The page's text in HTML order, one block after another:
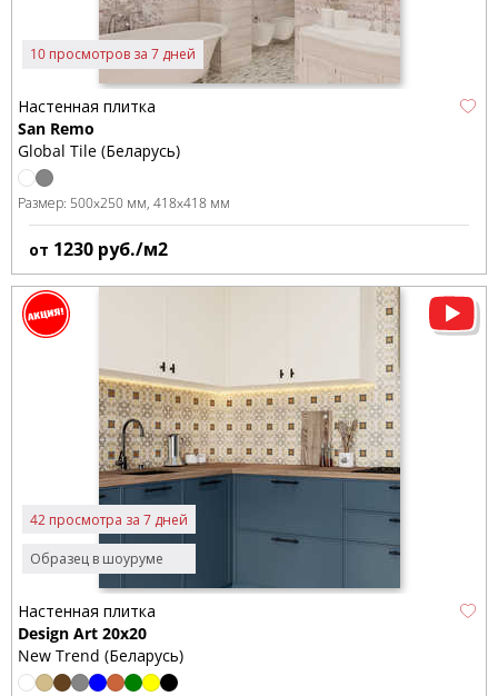
10 просмотров за 7 дней
Настенная плитка
San Remo
Global Tile (Беларусь)
Размер: 500x250 мм 418x418 мм
от 1230 руб./м2
Образец в шоуруме
42 просмотра за 7 дней
Настенная плитка
Design Art 20x20
New Trend (Беларусь)